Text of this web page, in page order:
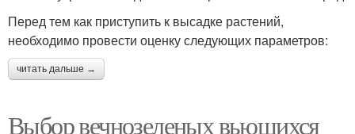
Перед тем как приступить к высадке растений,
необходимо провести оценку следующих параметров:
читать дальше →
Выбор вечнозеленых вьющихся